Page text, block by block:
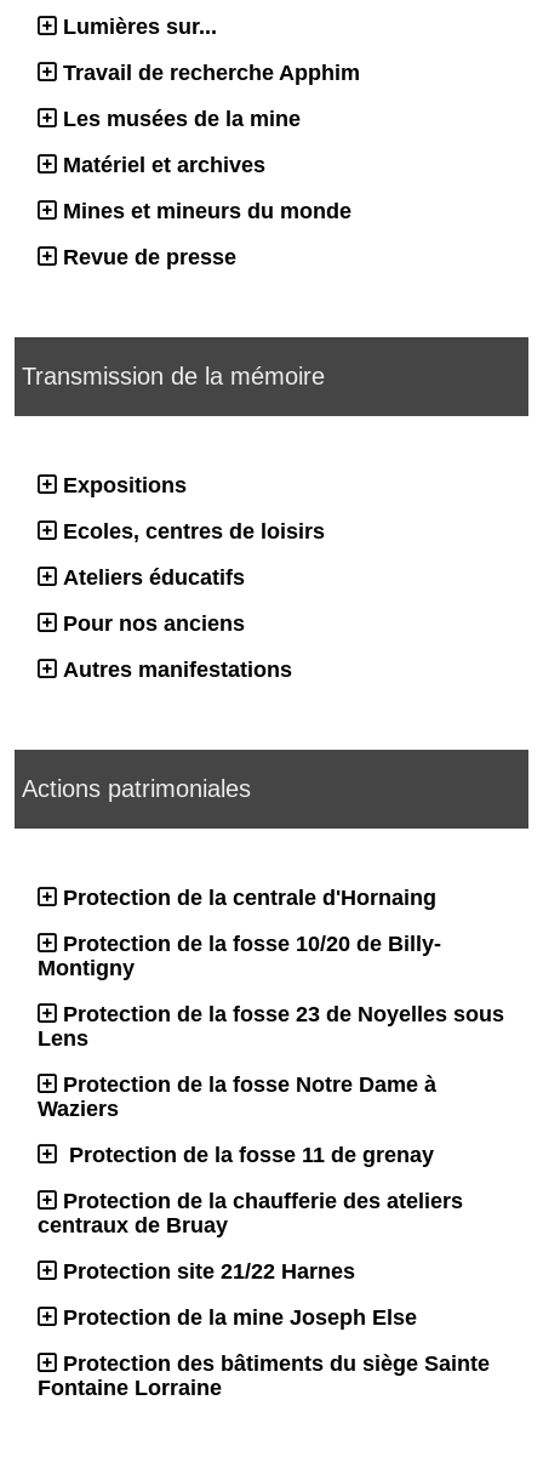
Lumières sur...
Travail de recherche Apphim
Les musées de la mine
Matériel et archives
Mines et mineurs du monde
Revue de presse
Transmission de la mémoire
Expositions
Ecoles, centres de loisirs
Ateliers éducatifs
Pour nos anciens
Autres manifestations
Actions patrimoniales
Protection de la centrale d'Hornaing
Protection de la fosse 10/20 de Billy-
Montigny
Protection de la fosse 23 de Noyelles sous
Lens
Protection de la fosse Notre Dame à
Waziers
Protection de la fosse 11 de grenay
Protection de la chaufferie des ateliers
centraux de Bruay
Protection site 21/22 Harnes
Protection de la mine Joseph Else
Protection des bâtiments du siège Sainte
Fontaine Lorraine